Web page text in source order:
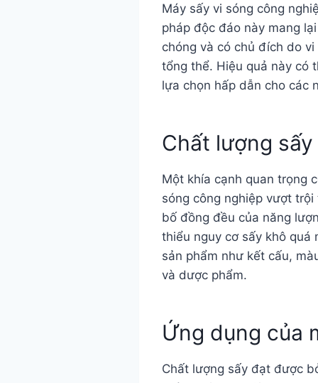
Máy sấy vi sóng công
pháp độc đáo này mang
chóng và có chủ đích do
tổng thể. Hiệu quả này có
lựa chọn hấp dẫn cho các
Chất lượng
Một khía cạnh quan trọng
sóng công nghiệp vượt
bố đồng đều của năng
thiểu nguy cơ sấy khô quá
sản phẩm như kết cấu,
và dược phẩm.
Ứng dụng của
Chất lượng sấy đạt được